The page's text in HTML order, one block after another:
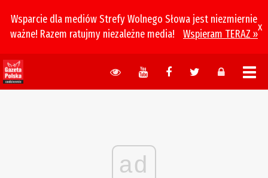
Wsparcie dla mediów Strefy Wolnego Słowa jest niezmiernie
ważne! Razem ratujmy niezależne media!
Wspieram TERAZ »
x
ad